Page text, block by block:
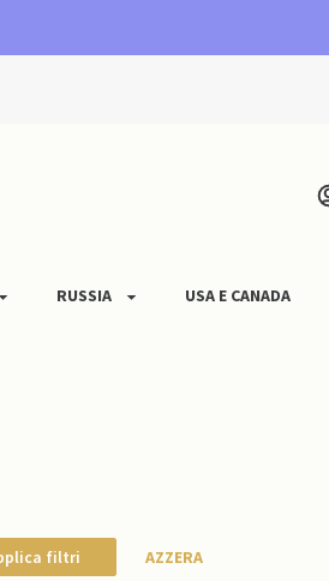
RUSSIA USA E CANADA
filtri AZZERA